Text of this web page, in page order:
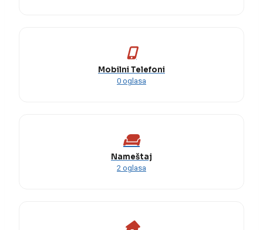
Mobilni Telefoni
0 oglasa
Nameštaj
2 oglasa